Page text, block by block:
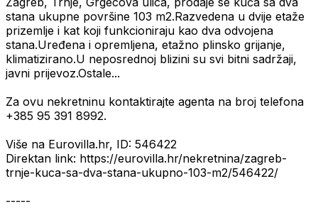
stana ukupne površine 103 m2.Razvedena u dvije etaže
prizemlje i kat koji funkcioniraju kao dva odvojena
stana.Uređena i opremljena, etažno plinsko grijanje,
klimatizirano.U neposrednoj blizini su svi bitni sadržaji,
javni prijevoz.Ostale...
Za ovu nekretninu kontaktirajte agenta na broj telefona
+385 95 391 8992.
Više na Eurovilla.hr, ID: 546422
Direktan link: https://eurovilla.hr/nekretnina/zagreb-
trnje-kuca-sa-dva-stana-ukupno-103-m2/546422/
-----